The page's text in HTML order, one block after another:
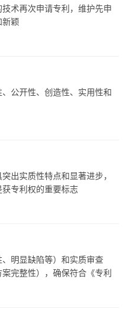
术再次申请专利，维护先申
新颖
公开性、创造性、实用性和
出实质性特点和显著进步，
专利权的重要标志
明显缺陷等）和实质审查
案完整性），确保符合《专利